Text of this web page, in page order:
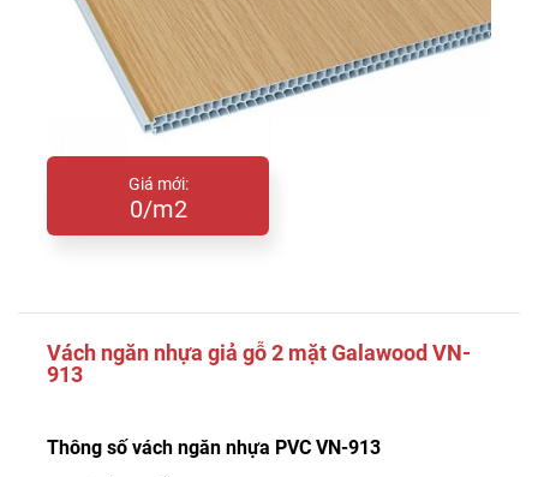
Giá mới:
0/m2
Vách ngăn nhựa giả gỗ 2 mặt Galawood VN-
913
Thông số vách ngăn nhựa PVC VN-913